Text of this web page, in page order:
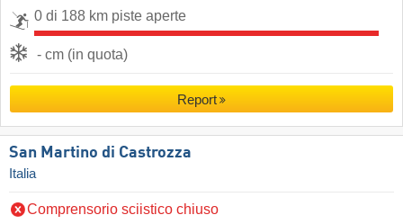
0 di 188 km piste aperte
- cm (in quota)
Report
San Martino di Castrozza
Italia
Comprensorio sciistico chiuso